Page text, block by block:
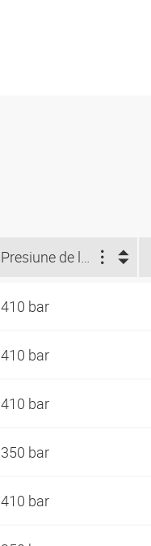
Presiune de lucru (bar)
410 bar
410 bar
410 bar
350 bar
410 bar